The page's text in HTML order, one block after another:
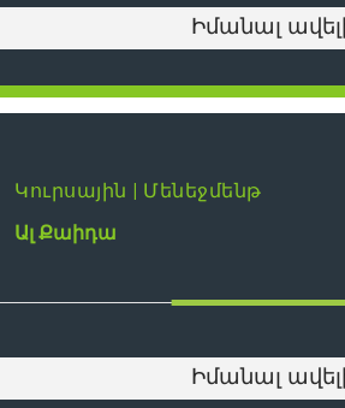
Իմանալ
Կուրսային | Մենեջմենթ
Ալ Քաիդա
Իմանալ